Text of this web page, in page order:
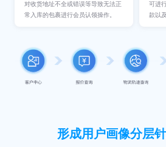
对收货地址不全或错误等导致无法正
常入库的包裹进行会员认领操作。
可进
款以
形成用户画像分层